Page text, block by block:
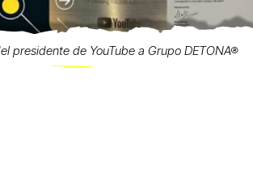
presidente de YouTube a Grupo DETONA®